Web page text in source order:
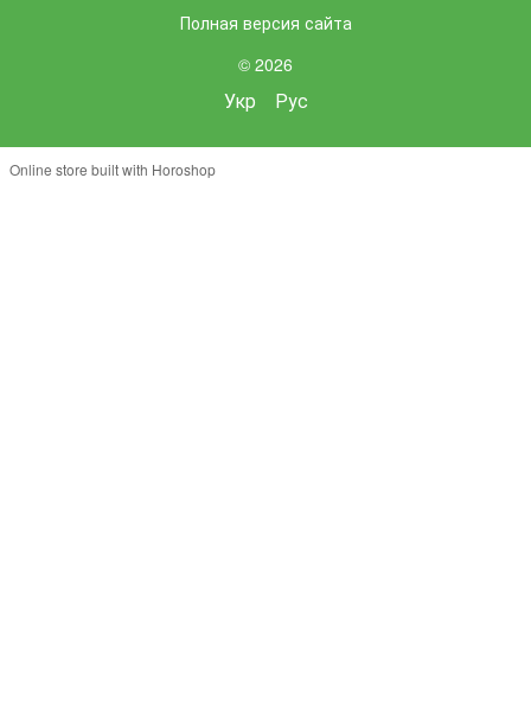
Полная версия сайта
© 2026
Укр Рус
Online store built with Horoshop